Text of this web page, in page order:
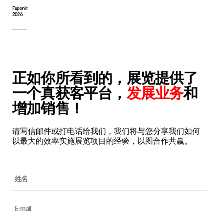
Exponic
2026
正如你所看到的，展览提供了
一个真获客平台， 发展业务和
增加销售！
请写信邮件或打电话给我们，我们将与您分享我们如何
以最大的效率实施展览项目的经验，以图合作共赢。